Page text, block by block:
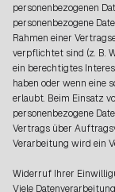
personenbezogenen
personenbezogene
Rahmen einer
verpflichtet sind (z. B.
ein berechtigtes
haben oder wenn eine
erlaubt. Beim Einsatz
personenbezogene
Vertrags über
Verarbeitung wird ein
Widerruf Ihrer
Viele